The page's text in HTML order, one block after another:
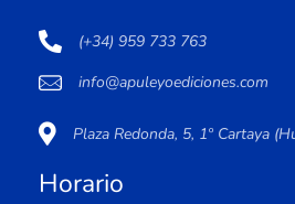
(+34) 959 733 763
info@apuleyoediciones.com
Plaza Redonda, 5, 1º Cartaya
Horario